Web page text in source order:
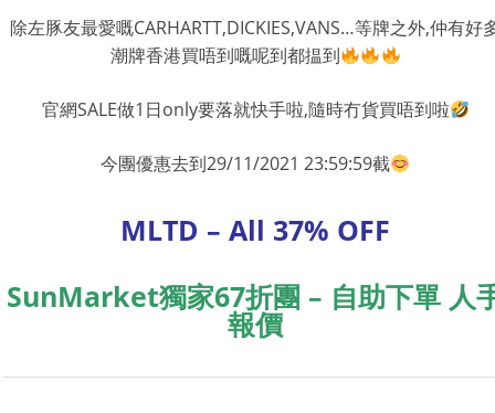
除左豚友最愛嘅CARHARTT,DICKIES,VANS…等牌之外,仲有好
潮牌香港買唔到嘅呢到都揾到
官網SALE做1日only要落就快手啦,隨時冇貨買唔到啦
今團優惠去到29/11/2021 23:59:59截
MLTD – All 37% OFF
SunMarket獨家67折團 – 自助下單 人
報價